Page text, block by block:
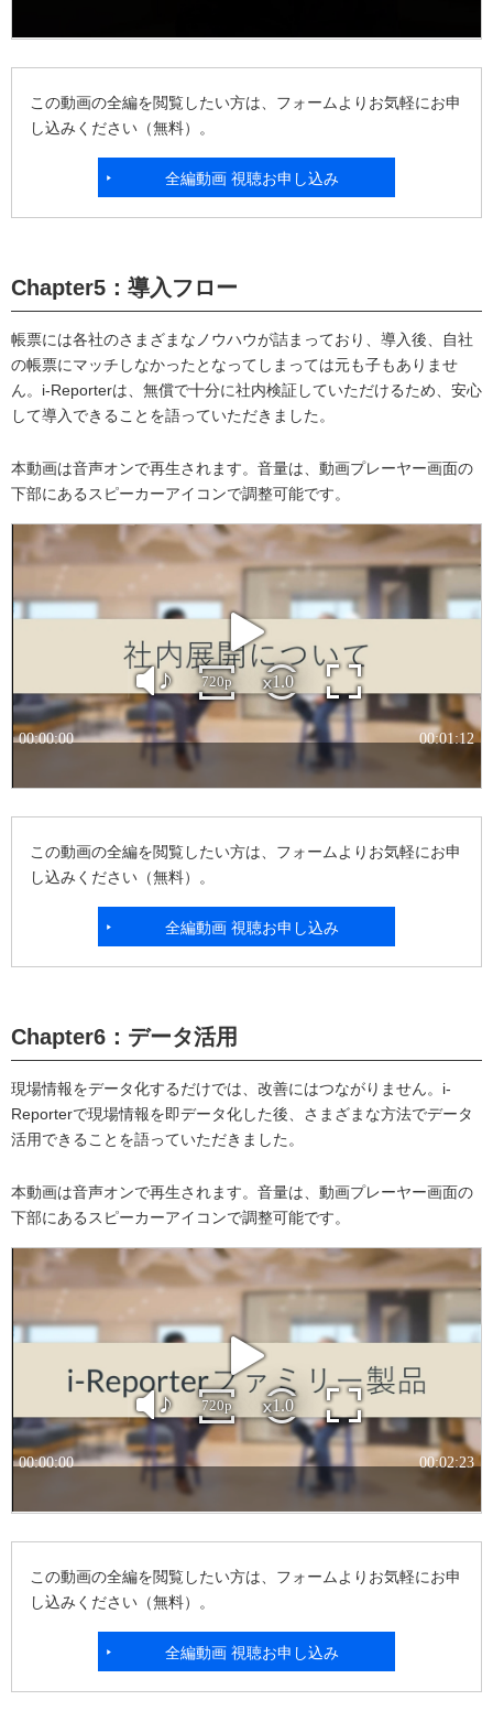
この動画の全編を閲覧したい方は、フォームよりお気軽にお申
し込みください（無料）。
全編動画 視聴お申し込み
Chapter5：導入フロー
帳票には各社のさまざまなノウハウが詰まっており、導入後、自社
の帳票にマッチしなかったとなってしまっては元も子もありませ
ん。i-Reporterは、無償で十分に社内検証していただけるため、安心
して導入できることを語っていただきました。
本動画は音声オンで再生されます。音量は、動画プレーヤー画面の
下部にあるスピーカーアイコンで調整可能です。
この動画の全編を閲覧したい方は、フォームよりお気軽にお申
し込みください（無料）。
全編動画 視聴お申し込み
Chapter6：データ活用
現場情報をデータ化するだけでは、改善にはつながりません。i-
Reporterで現場情報を即データ化した後、さまざまな方法でデータ
活用できることを語っていただきました。
本動画は音声オンで再生されます。音量は、動画プレーヤー画面の
下部にあるスピーカーアイコンで調整可能です。
この動画の全編を閲覧したい方は、フォームよりお気軽にお申
し込みください（無料）。
全編動画 視聴お申し込み